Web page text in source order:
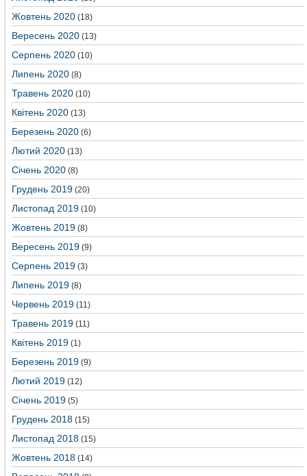
Жовтень 2020 (18)
Вересень 2020 (13)
Серпень 2020 (10)
Липень 2020 (8)
Травень 2020 (10)
Квітень 2020 (13)
Березень 2020 (6)
Лютий 2020 (13)
Січень 2020 (8)
Грудень 2019 (20)
Листопад 2019 (10)
Жовтень 2019 (8)
Вересень 2019 (9)
Серпень 2019 (3)
Липень 2019 (8)
Червень 2019 (11)
Травень 2019 (11)
Квітень 2019 (1)
Березень 2019 (9)
Лютий 2019 (12)
Січень 2019 (5)
Грудень 2018 (15)
Листопад 2018 (15)
Жовтень 2018 (14)